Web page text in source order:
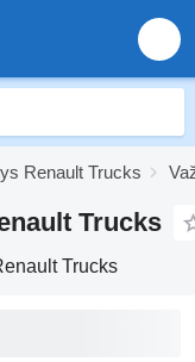
Renault Trucks
Trucks
Trucks